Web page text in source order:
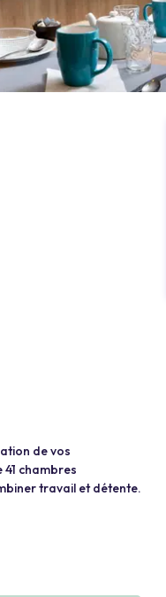
de vos
chambres
travail et détente.